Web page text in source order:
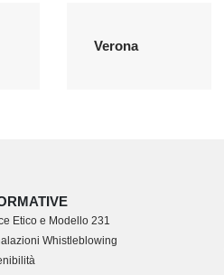
Verona
Etico e Modello 231
Whistleblowing